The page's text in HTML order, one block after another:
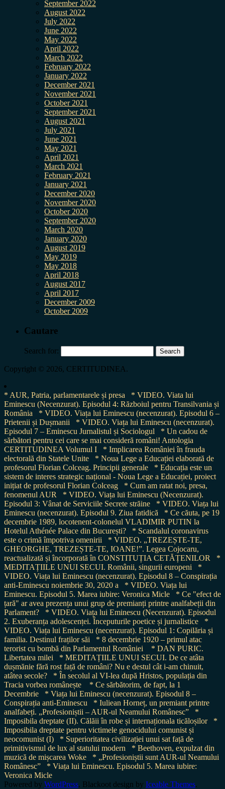
September 2022
August 2022
July 2022
June 2022
May 2022
April 2022
March 2022
February 2022
January 2022
December 2021
November 2021
October 2021
September 2021
August 2021
July 2021
June 2021
May 2021
April 2021
March 2021
February 2021
January 2021
December 2020
November 2020
October 2020
September 2020
March 2020
January 2020
August 2019
May 2019
May 2018
April 2018
August 2017
April 2017
December 2009
October 2009
Cautare
Search for:
Copyright © 2026, CERTITUDINEA.
* AUR, Patria, parlamentarele și presa
* VIDEO. Viata lui
Eminescu (Necenzurat). Episodul 4: Războiul pentru Transilvania și
România
* VIDEO. Viața lui Eminescu (necenzurat). Episodul 6 –
Prietenii și Dușmanii
* VIDEO. Viața lui Eminescu (necenzurat).
Episodul 7 – Eminescu Jurnalistul și Sociologul
* Un cadou de
sărbători pentru cei care se mai consideră români! Antologia
CERTITUDINEA Volumul I
* Implicarea României în frauda
electorală din Statele Unite
* Noua Lege a Educației elaborată de
profesorul Florian Colceag. Principii generale
* Educația este un
sistem de interes strategic național - Noua Lege a Educației, proiect
inițiat de profesorul Florian Colceag
* Cum am ratat noi, presa,
fenomenul AUR
* VIDEO. Viața lui Eminescu (Necenzurat).
Episodul 3: Vânat de Serviciile Secrete străine
* VIDEO. Viața lui
Eminescu (necenzurat). Episodul 9. Ziua fatidică
* Ce căuta, pe 19
decembrie 1989, locotenent-colonelul VLADIMIR PUTIN la
Hotelul Athénée Palace din București?
* Scandalul coronavirus
este o crimă împotriva omenirii
* VIDEO. „TREZEȘTE-TE,
GHEORGHE, TREZEȘTE-TE, IOANE!”. Legea Cojocaru,
reactualizată și încorporată în CONSTITUȚIA CETĂȚENILOR
*
MEDITAȚIILE UNUI SECUI. Românii, singurii europeni
*
VIDEO. Viața lui Eminescu (necenzurat). Episodul 8 – Conspirația
anti-Eminescu noiembrie 30, 2020 a
* VIDEO. Viața lui
Eminescu. Episodul 5. Marea iubire: Veronica Micle
* Ce "efect de
țară" ar avea prezența unui grup de premianți printre analfabeții din
Parlament?
* VIDEO. Viața lui Eminescu (Necenzurat). Episodul
2. Exuberanța adolescenței. Începuturile poetice și jurnalistice
*
VIDEO. Viața lui Eminescu (necenzurat). Episodul 1: Copilăria și
familia. Destinul fraților săi
* 8 decembrie 1920 – primul atac
terorist cu bombă din Parlamentul României
* DAN PURIC.
Libertatea milei
* MEDITAȚIILE UNUI SECUI. De ce atâta
dușmănie fără rost față de români? Nu e destul cât i-am chinuit,
atâtea secole?
* În secolul al VI-lea după Hristos, populația din
Tracia vorbea românește
* Ce sărbătorim, de fapt, la 1
Decembrie
* Viața lui Eminescu (necenzurat). Episodul 8 –
Conspirația anti-Eminescu
* Iuliean Horneț, un premiant printre
analfabeți. „Profesioniștii – AUR-ul Neamului Românesc”
*
Imposibila dreptate (II). Călăii în robe și internaționala ticăloșilor
*
Imposibila dreptate pentru victimele genocidului comunist și
neocomunist (I)
* Superioritatea civilizației unui sat față de
primitivismul de lux al statului modern
* Beethoven, expulzat din
muzică de mișcarea Woke
* „Profesioniștii sunt AUR-ul Neamului
Românesc”
* Viața lui Eminescu. Episodul 5. Marea iubire:
Veronica Micle
Powered by WordPress. Blackoot design by Iceable Themes.